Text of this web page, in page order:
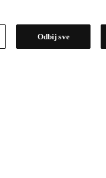
Odbij sve